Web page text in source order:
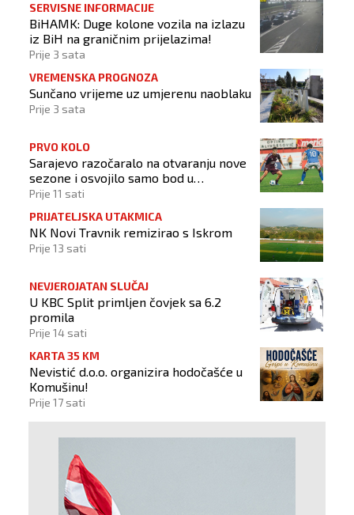
SERVISNE INFORMACIJE
BiHAMK: Duge kolone vozila na izlazu
iz BiH na graničnim prijelazima!
Prije 3 sata
VREMENSKA PROGNOZA
Sunčano vrijeme uz umjerenu naoblaku
Prije 3 sata
PRVO KOLO
Sarajevo razočaralo na otvaranju nove
sezone i osvojilo samo bod u
Vrapčićima
Prije 11 sati
PRIJATELJSKA UTAKMICA
NK Novi Travnik remizirao s Iskrom
Prije 13 sati
NEVJEROJATAN SLUČAJ
U KBC Split primljen čovjek sa 6.2
promila
Prije 14 sati
KARTA 35 KM
Nevistić d.o.o. organizira hodočašće u
Komušinu!
Prije 17 sati